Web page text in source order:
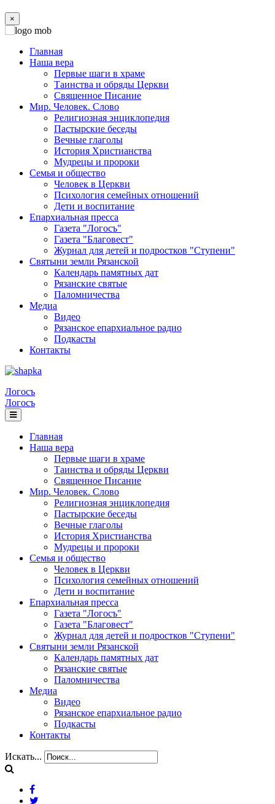
×
Главная
Наша вера
Первые шаги в храме
Таинства и обряды Церкви
Священное Писание
Мир. Человек. Слово
Религиозная энциклопедия
Пастырские беседы
Вечные глаголы
История Христианства
Мудрецы и пророки
Семья и общество
Человек в Церкви
Психология семейных отношений
Дети и воспитание
Епархиальная пресса
Газета "Логосъ"
Газета "Благовест"
Журнал для детей и подростков "Ступени"
Святыни земли Рязанской
Календарь памятных дат
Рязанские святые
Паломничества
Медиа
Видео
Рязанское епархиальное радио
Подкасты
Контакты
Логосъ
Логосъ
Главная
Наша вера
Первые шаги в храме
Таинства и обряды Церкви
Священное Писание
Мир. Человек. Слово
Религиозная энциклопедия
Пастырские беседы
Вечные глаголы
История Христианства
Мудрецы и пророки
Семья и общество
Человек в Церкви
Психология семейных отношений
Дети и воспитание
Епархиальная пресса
Газета "Логосъ"
Газета "Благовест"
Журнал для детей и подростков "Ступени"
Святыни земли Рязанской
Календарь памятных дат
Рязанские святые
Паломничества
Медиа
Видео
Рязанское епархиальное радио
Подкасты
Контакты
Искать...